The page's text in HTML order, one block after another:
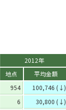
2012年
地点
平均金額
954
100,746 (↓)
6
30,800 (↓)